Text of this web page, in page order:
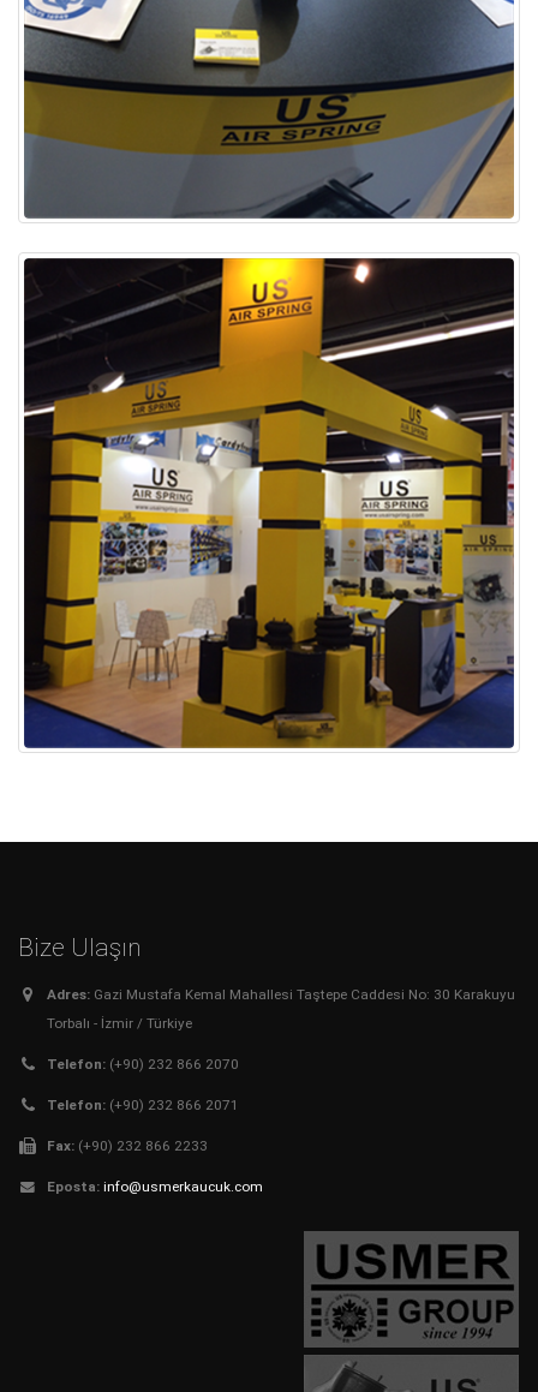
Bize Ulaşın
Adres: Gazi Mustafa Kemal Mahallesi Taştepe Caddesi No: 30 Karakuyu
Torbalı - İzmir / Türkiye
Telefon: (+90) 232 866 2070
Telefon: (+90) 232 866 2071
Fax: (+90) 232 866 2233
Eposta: info@usmerkaucuk.com